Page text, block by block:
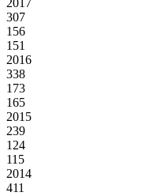
2017
307
156
151
2016
338
173
165
2015
239
124
115
2014
411